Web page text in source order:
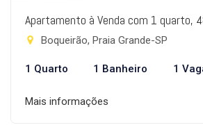
Apartamento à Venda com 1 quarto,
Boqueirão, Praia Grande-SP
1 Quarto 1 Banheiro 1
Mais informações